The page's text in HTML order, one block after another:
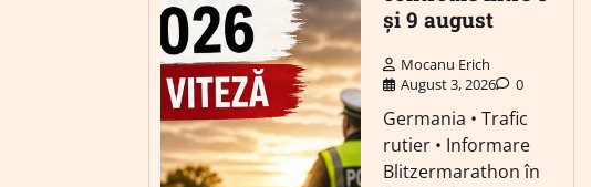
și 9 august
Mocanu Erich
August 3, 2026
0
Germania • Trafic
rutier • Informare
Blitzermarathon în